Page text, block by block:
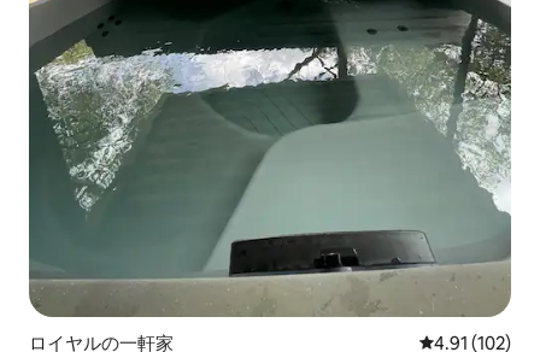
ロイヤルの一軒家 レビュー102
4.91 (102)